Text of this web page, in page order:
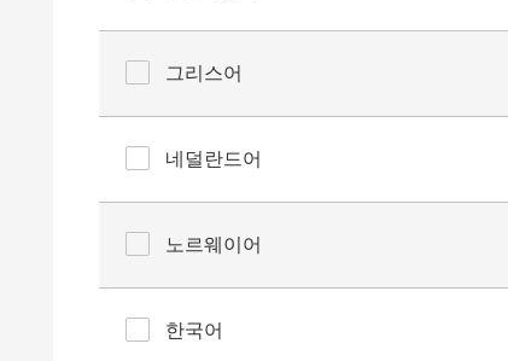
그리스어
네덜란드어
노르웨이어
한국어